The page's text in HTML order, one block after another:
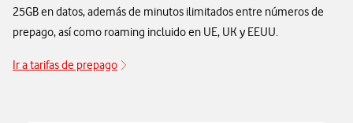
25GB en datos, además de minutos ilimitados entre números de
prepago, así como roaming incluido en UE, UK y EEUU.
Ir a tarifas de prepago